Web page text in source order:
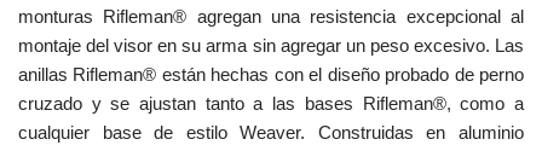
monturas Rifleman® agregan una resistencia excepcional al
montaje del visor en su arma sin agregar un peso excesivo. Las
anillas Rifleman® están hechas con el diseño probado de perno
cruzado y se ajustan tanto a las bases Rifleman®, como a
cualquier base de estilo Weaver. Construidas en aluminio